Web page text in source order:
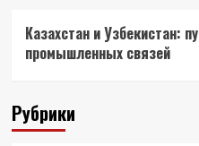
Казахстан и Узбекистан:
промышленных связей
Рубрики